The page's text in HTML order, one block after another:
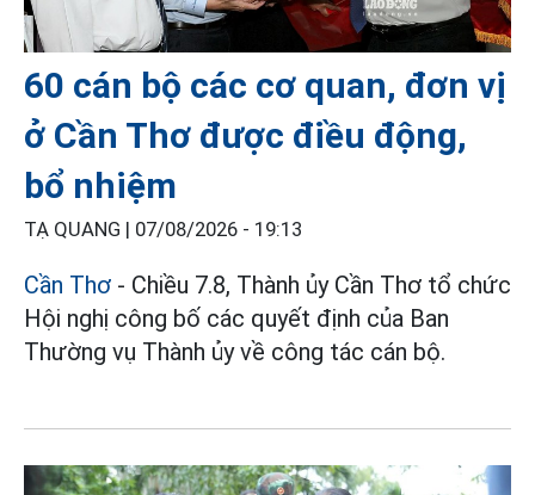
60 cán bộ các cơ quan, đơn vị
ở Cần Thơ được điều động,
bổ nhiệm
TẠ QUANG | 07/08/2026 - 19:13
Cần Thơ - Chiều 7.8, Thành ủy Cần Thơ tổ chức
Hội nghị công bố các quyết định của Ban
Thường vụ Thành ủy về công tác cán bộ.